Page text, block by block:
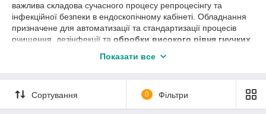
важлива складова сучасного процесу репроцесінгу та
інфекційної безпеки в ендоскопічному кабінеті. Обладнання
призначене для автоматизації та стандартизації процесів
очищення, дезінфекції та обробки високого рівня гнучких
ендоскопіввиробництваCho Yang Medical Industry, Ltd
(Південна Корея)
. Системи розроблені для ефективної та
послідовної обробки ендоскопічного обладнання після
проведення діагностичних і лікувальних процедур.
Показати все
Сортування 0 Фільтри